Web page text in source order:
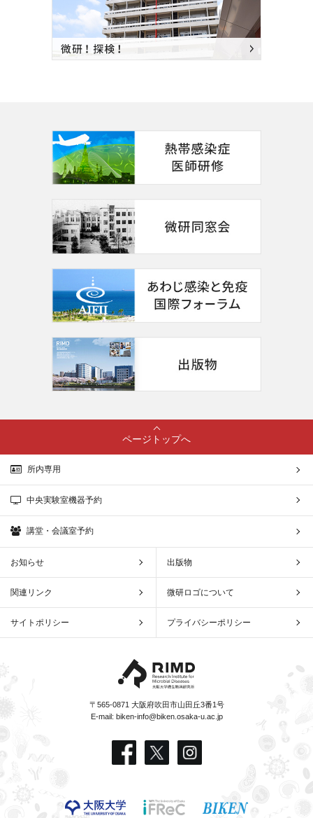
ページトップへ
所内専用
中央実験室機器予約
講堂・会議室予約
お知らせ 出版物
関連リンク 微研ロゴについて
サイトポリシー プライバシーポリシー
〒565-0871 大阪府吹田市山田丘3番1号
E-mail: biken-info@biken.osaka-u.ac.jp